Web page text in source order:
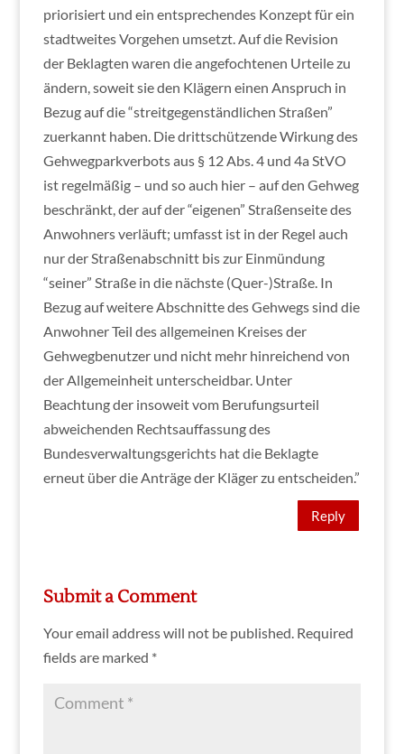
priorisiert und ein entsprechendes Konzept für ein
stadtweites Vorgehen umsetzt. Auf die Revision
der Beklagten waren die angefochtenen Urteile zu
ändern, soweit sie den Klägern einen Anspruch in
Bezug auf die “streitgegenständlichen Straßen”
zuerkannt haben. Die drittschützende Wirkung des
Gehwegparkverbots aus § 12 Abs. 4 und 4a StVO
ist regelmäßig – und so auch hier – auf den Gehweg
beschränkt, der auf der “eigenen” Straßenseite des
Anwohners verläuft; umfasst ist in der Regel auch
nur der Straßenabschnitt bis zur Einmündung
“seiner” Straße in die nächste (Quer-)Straße. In
Bezug auf weitere Abschnitte des Gehwegs sind die
Anwohner Teil des allgemeinen Kreises der
Gehwegbenutzer und nicht mehr hinreichend von
der Allgemeinheit unterscheidbar. Unter
Beachtung der insoweit vom Berufungsurteil
abweichenden Rechtsauffassung des
Bundesverwaltungsgerichts hat die Beklagte
erneut über die Anträge der Kläger zu entscheiden.”
Reply
Submit a Comment
Your email address will not be published. Required
fields are marked *